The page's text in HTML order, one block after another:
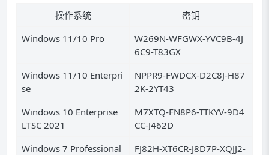
操作系统
密钥
Windows 11/10 Pro
W269N-WFGWX-YVC9B-4J
6C9-T83GX
Windows 11/10 Enterpri
se
NPPR9-FWDCX-D2C8J-H87
2K-2YT43
Windows 10 Enterprise
LTSC 2021
M7XTQ-FN8P6-TTKYV-9D4
CC-J462D
Windows 7 Professional
FJ82H-XT6CR-J8D7P-XQJJ2-